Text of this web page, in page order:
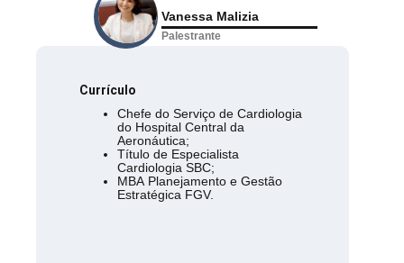
Vanessa Malizia
Palestrante
Currículo
Chefe do Serviço de Cardiologia
do Hospital Central da
Aeronáutica;
Título de Especialista
Cardiologia SBC;
MBA Planejamento e Gestão
Estratégica FGV.